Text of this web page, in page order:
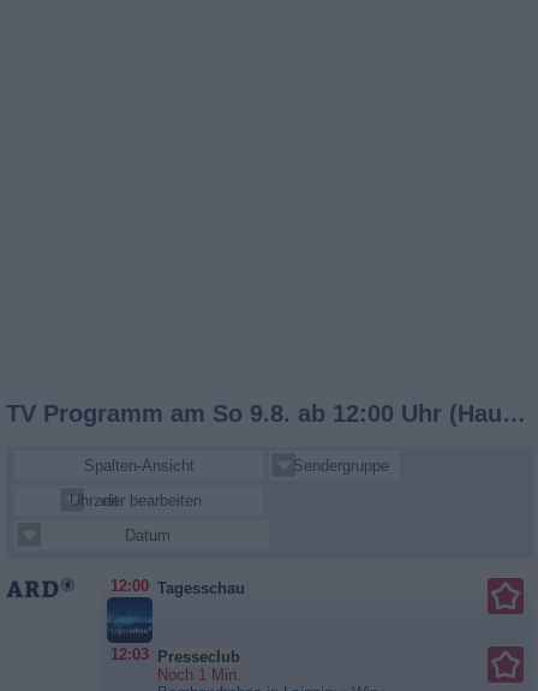
TV Programm am So 9.8. ab 12:00 Uhr (Hauptsender)
Spalten-Ansicht
Sendergruppe
Sender bearbeiten
Uhrzeit
Datum
12:00 Tagesschau
12:03
Presseclub
Noch 1 Min.